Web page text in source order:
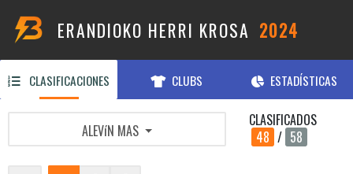
ERANDIOKO HERRI KROSA 2024
CLASIFICACIONES CLUBS ESTADÍSTICAS
ALEVíN MAS
CLASIFICADOS
48 / 58